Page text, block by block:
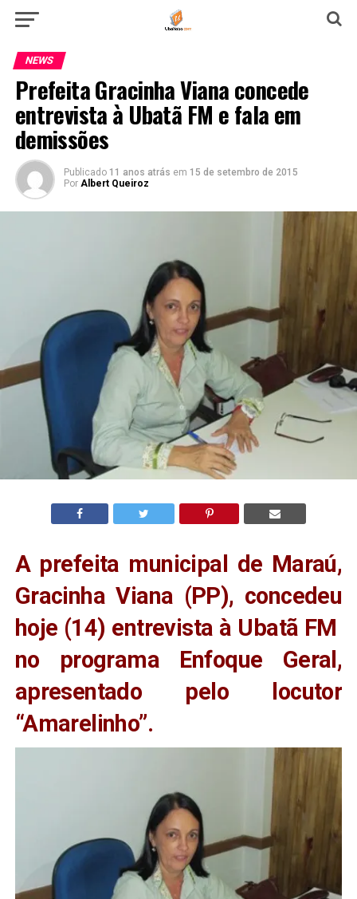
NEWS
Prefeita Gracinha Viana concede
entrevista à Ubatã FM e fala em
demissões
Publicado 11 anos atrás em 15 de setembro de 2015
Por Albert Queiroz
A prefeita municipal de Maraú,
Gracinha Viana (PP), concedeu
hoje (14) entrevista à Ubatã FM
no programa Enfoque Geral,
apresentado pelo locutor
“Amarelinho”.